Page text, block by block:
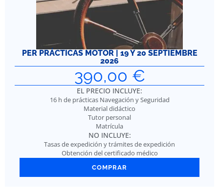
PER PRÁCTICAS MOTOR | 19 Y 20 SEPTIEMBRE
2026
390,00 €
EL PRECIO INCLUYE:
16 h de prácticas Navegación y Seguridad
Material didáctico
Tutor personal
Matrícula
NO INCLUYE:
Tasas de expedición y trámites de expedición
Obtención del certificado médico
COMPRAR